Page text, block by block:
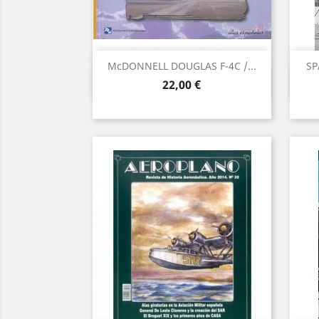
McDONNELL DOUGLAS F-4C /...
Preu
22,00 €
Vista ràpida